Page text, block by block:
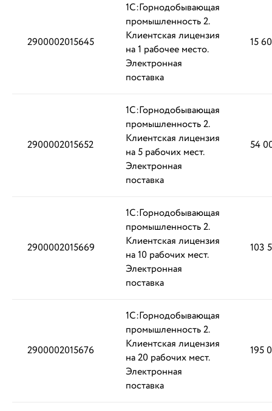
2900002015645
1С:Горнодобывающая
промышленность 2.
Клиентская лицензия
на 1 рабочее место.
Электронная
поставка
15
2900002015652
1С:Горнодобывающая
промышленность 2.
Клиентская лицензия
на 5 рабочих мест.
Электронная
поставка
54
2900002015669
1С:Горнодобывающая
промышленность 2.
Клиентская лицензия
на 10 рабочих мест.
Электронная
поставка
103
2900002015676
1С:Горнодобывающая
промышленность 2.
Клиентская лицензия
на 20 рабочих мест.
Электронная
поставка
195